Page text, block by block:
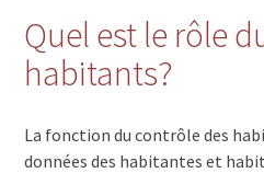
Quel est le rôle
habitants?
La fonction du contrôle des
données des habitantes et